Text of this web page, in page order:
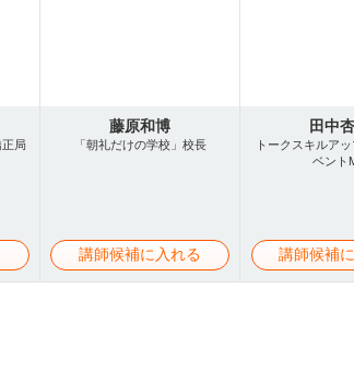
局
藤原和博
「朝礼だけの学校」校長
講師候補に入れる
田中
トークスキルア
ベント
講師候補